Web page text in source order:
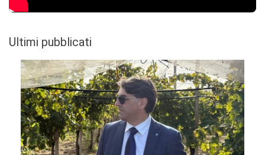
Ultimi pubblicati